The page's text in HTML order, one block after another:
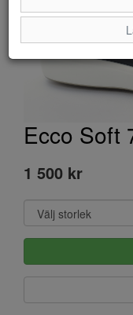
Ecco Soft
1 500 kr